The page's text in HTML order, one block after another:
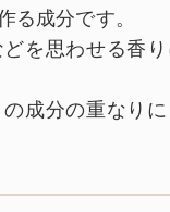
成分です。
を思わせる香
成分の重なり